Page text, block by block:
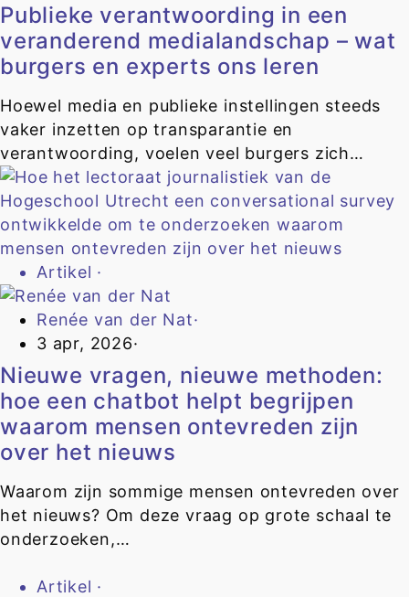
Publieke verantwoording in een
veranderend medialandschap – wat
burgers en experts ons leren
Hoewel media en publieke instellingen steeds
vaker inzetten op transparantie en
verantwoording, voelen veel burgers zich…
Artikel ·
Renée van der Nat·
3 apr, 2026·
Nieuwe vragen, nieuwe methoden:
hoe een chatbot helpt begrijpen
waarom mensen ontevreden zijn
over het nieuws
Waarom zijn sommige mensen ontevreden over
het nieuws? Om deze vraag op grote schaal te
onderzoeken,…
Artikel ·